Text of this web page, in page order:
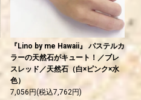
『Lino by me Hawaii』 パステルカ
ラーの天然石がキュート！／ブレ
スレッド／天然石（白×ピンク×水
色）
7,056円(税込7,762円)